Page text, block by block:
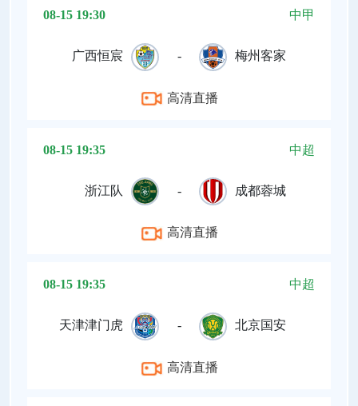
08-15 19:30 中甲
广西恒宸 - 梅州客家
高清直播
08-15 19:35 中超
浙江队 - 成都蓉城
高清直播
08-15 19:35 中超
天津津门虎 - 北京国安
高清直播